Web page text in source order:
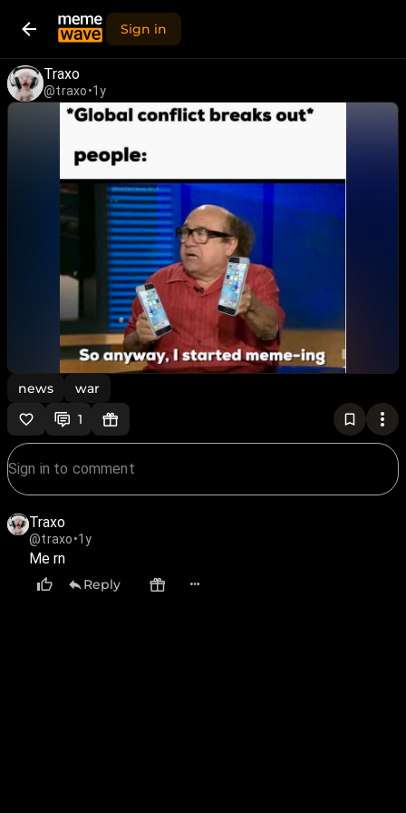
Sign in
Traxo
@traxo•1y
news
war
1
Traxo
@traxo•1y
Me rn
Reply